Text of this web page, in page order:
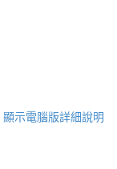
顯示電腦版詳細說明